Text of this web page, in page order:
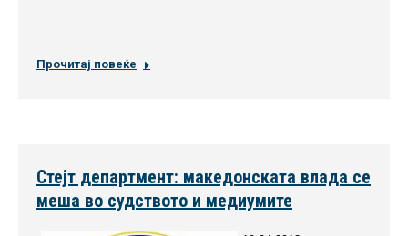
Прочитај повеќе
Стејт департмент: македонската влада се
меша во судството и медиумите